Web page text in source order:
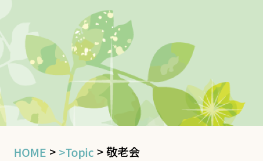
HOME > >Topic >敬老会